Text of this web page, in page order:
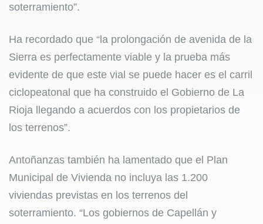
soterramiento”.
Ha recordado que “la prolongación de avenida de la
Sierra es perfectamente viable y la prueba más
evidente de que este vial se puede hacer es el carril
ciclopeatonal que ha construido el Gobierno de La
Rioja llegando a acuerdos con los propietarios de
los terrenos”.
Antoñanzas también ha lamentado que el Plan
Municipal de Vivienda no incluya las 1.200
viviendas previstas en los terrenos del
soterramiento. “Los gobiernos de Capellán y